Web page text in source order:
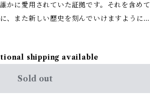
かに愛用されていた証拠です。それを含めて
、また新しい歴史を刻んでいけますように…
shipping available
Sold out